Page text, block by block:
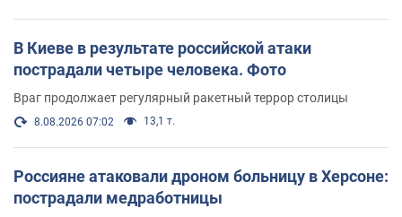
В Киеве в результате российской атаки
пострадали четыре человека. Фото
Враг продолжает регулярный ракетный террор столицы
8.08.2026 07:02 13,1 т.
Россияне атаковали дроном больницу в Херсоне:
пострадали медработницы